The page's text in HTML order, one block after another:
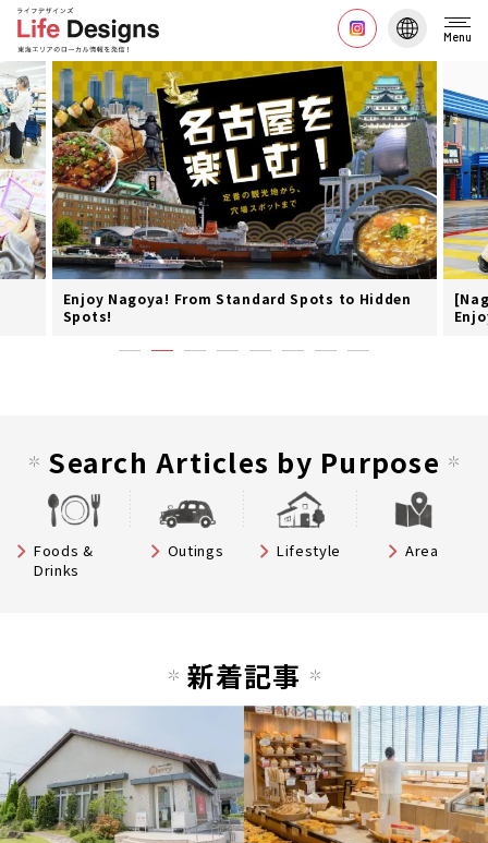
Menu
[Nagoya] Rainy Days Are No Problem! A Guide to
Enjoying Legoland®️
Search Articles by Purpose
Foods &
Drinks
Outings Lifestyle Area
新着記事